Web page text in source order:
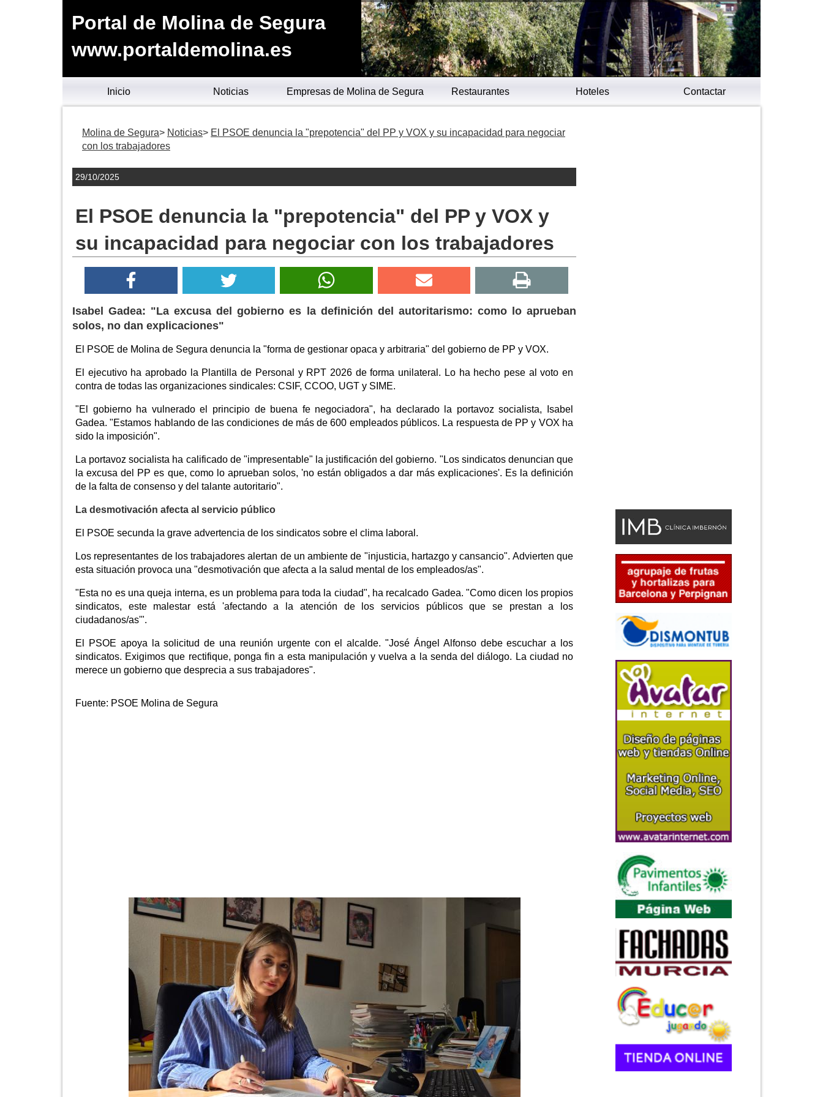
Portal de Molina de Segura
www.portaldemolina.es
Inicio Noticias Empresas de Molina de Segura Restaurantes Hoteles Contactar
Molina de Segura Noticias
El PSOE denuncia la "prepotencia" del PP y VOX y su incapacidad para negociar
con los trabajadores
29/10/2025
El PSOE denuncia la "prepotencia" del PP y VOX y
su incapacidad para negociar con los trabajadores
Isabel Gadea: "La excusa del gobierno es la definición del autoritarismo: como lo aprueban
solos, no dan explicaciones"
El PSOE de Molina de Segura denuncia la "forma de gestionar opaca y arbitraria" del gobierno de PP y VOX.
El ejecutivo ha aprobado la Plantilla de Personal y RPT 2026 de forma unilateral. Lo ha hecho pese al voto en
contra de todas las organizaciones sindicales: CSIF, CCOO, UGT y SIME.
"El gobierno ha vulnerado el principio de buena fe negociadora", ha declarado la portavoz socialista, Isabel
Gadea. "Estamos hablando de las condiciones de más de 600 empleados públicos. La respuesta de PP y VOX ha
sido la imposición".
La portavoz socialista ha calificado de "impresentable" la justificación del gobierno. "Los sindicatos denuncian que
la excusa del PP es que, como lo aprueban solos, 'no están obligados a dar más explicaciones'. Es la definición
de la falta de consenso y del talante autoritario".
La desmotivación afecta al servicio público
El PSOE secunda la grave advertencia de los sindicatos sobre el clima laboral.
Los representantes de los trabajadores alertan de un ambiente de "injusticia, hartazgo y cansancio". Advierten que
esta situación provoca una "desmotivación que afecta a la salud mental de los empleados/as".
"Esta no es una queja interna, es un problema para toda la ciudad", ha recalcado Gadea. "Como dicen los propios
sindicatos, este malestar está 'afectando a la atención de los servicios públicos que se prestan a los
ciudadanos/as'".
El PSOE apoya la solicitud de una reunión urgente con el alcalde. "José Ángel Alfonso debe escuchar a los
sindicatos. Exigimos que rectifique, ponga fin a esta manipulación y vuelva a la senda del diálogo. La ciudad no
merece un gobierno que desprecia a sus trabajadores".
Fuente: PSOE Molina de Segura